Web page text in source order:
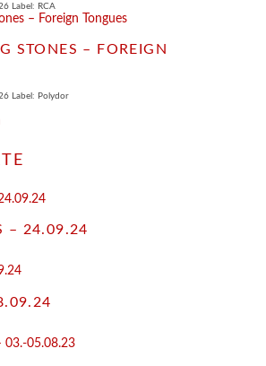
Label: RCA
STONES – FOREIGN
Label: Polydor
– 24.09.24